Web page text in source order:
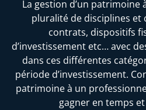
La gestion d’un patrimoine
pluralité de disciplines et
contrats, dispositifs
d’investissement etc… avec
dans ces différentes
période d’investissement.
patrimoine à un
gagner en temps